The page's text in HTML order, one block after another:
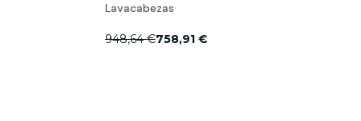
Lavacabezas
948,64 €758,91 €